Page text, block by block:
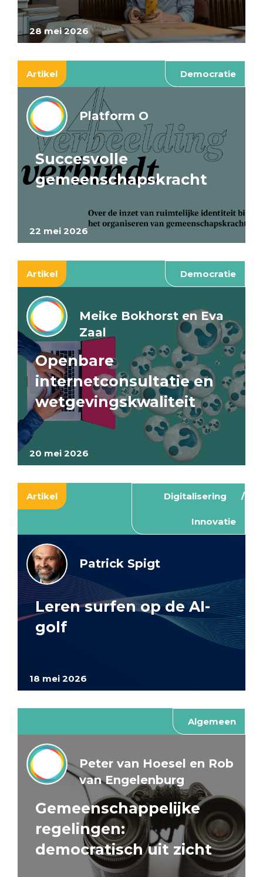
28 mei 2026
Artikel Democratie
22 mei 2026
Platform O
Succesvolle
gemeenschapskracht
Artikel Democratie
20 mei 2026
Meike Bokhorst en Eva
Zaal
Openbare
internetconsultatie en
wetgevingskwaliteit
Artikel Digitalisering
Innovatie
18 mei 2026
Patrick Spigt
Leren surfen op de AI-
golf
Algemeen
Peter van Hoesel en Rob
van Engelenburg
Gemeenschappelijke
regelingen:
democratisch uit zicht